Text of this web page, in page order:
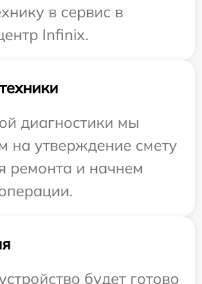
в сервис в
Infinix.
диагностики мы
на утверждение смету
ремонта и начнем
будет готово